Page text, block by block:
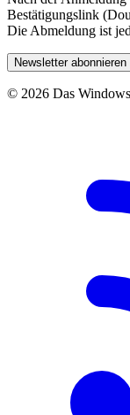
Bestätigungslink
Die Abmeldung ist
Newsletter abonnieren
© 2026 Das